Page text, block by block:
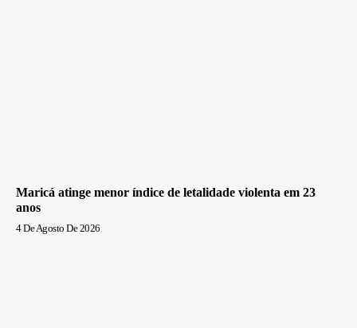
Maricá atinge menor índice de letalidade violenta em 23
anos
4 De Agosto De 2026